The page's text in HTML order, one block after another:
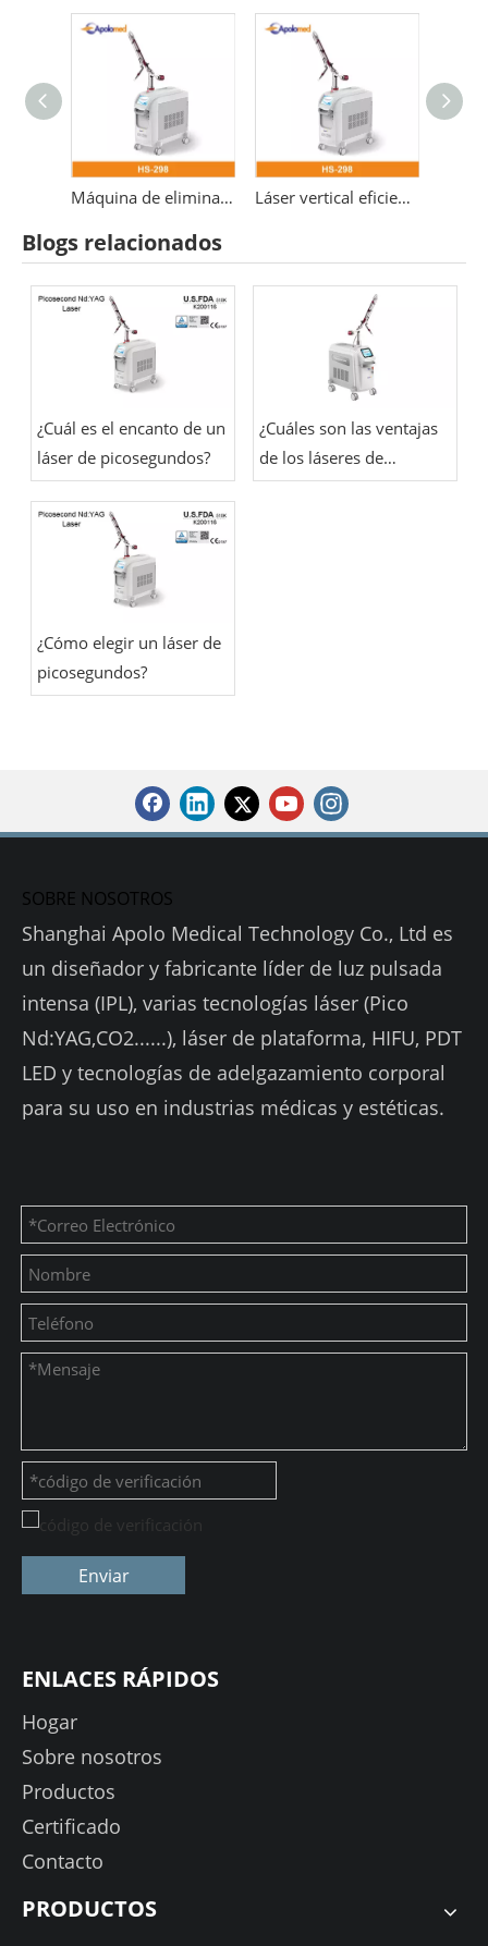
Láser vertical eficiente de picosegundo Nd Yag para eliminación de tatuajes Piel rápida vertical 300~500ps que repavimenta el dispositivo del laser del Nd Yag del picosegundo
Blogs relacionados
¿Cuál es el encanto de un
láser de picosegundos?
¿Cuáles son las ventajas
de los láseres de
picosegundos?
¿Cómo elegir un láser de
picosegundos?
SOBRE NOSOTROS
Shanghai Apolo Medical Technology Co., Ltd es
un diseñador y fabricante líder de luz pulsada
intensa (IPL), varias tecnologías láser (Pico
Nd:YAG,CO2......), láser de plataforma, HIFU, PDT
LED y tecnologías de adelgazamiento corporal
para su uso en industrias médicas y estéticas.
Enviar
ENLACES RÁPIDOS
Hogar
Sobre nosotros
Productos
Certificado
Contacto
PRODUCTOS